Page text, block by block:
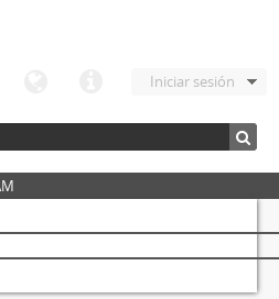
Iniciar sesión